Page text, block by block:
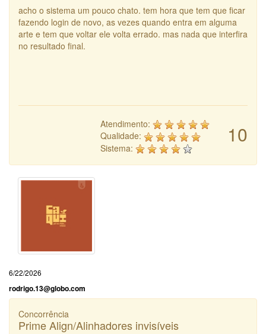
acho o sistema um pouco chato. tem hora que tem que ficar
fazendo login de novo, as vezes quando entra em alguma
arte e tem que voltar ele volta errado. mas nada que interfira
no resultado final.
10
Atendimento:
Qualidade:
Sistema:
6/22/2026
rodrigo.13@globo.com
Concorrência
Prime Align/Alinhadores invisíveis